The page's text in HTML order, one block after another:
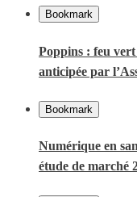
Bookmark
Poppins : feu
anticipée par
Bookmark
Numérique en
étude de marché